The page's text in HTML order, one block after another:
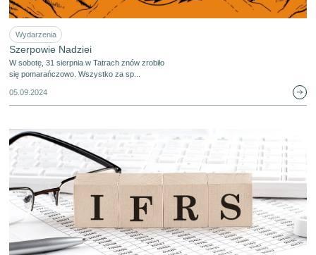
Wydarzenia
Szerpowie Nadziei
W sobotę, 31 sierpnia w Tatrach znów zrobiło
się pomarańczowo. Wszystko za sp...
05.09.2024